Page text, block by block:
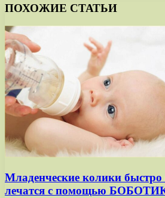
ПОХОЖИЕ СТАТЬИ
Младенческие колики быстро
лечатся с помощью